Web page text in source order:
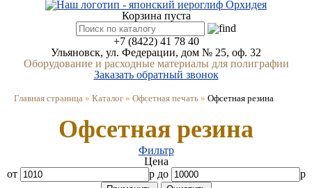
Корзина пуста
+7 (8422) 41 78 40
Ульяновск, ул. Федерации, дом № 25, оф. 32
Оборудование и расходные материалы для полиграфии
Заказать обратный звонок
Главная страница » Каталог » Офсетная печать » Офсетная резина
Офсетная резина
Фильтр
Цена
от
р до р